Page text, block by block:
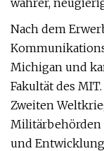
wahrer,
Nach dem
Michigan und
Fakultät des
Zweiten
Militärbehörden
und